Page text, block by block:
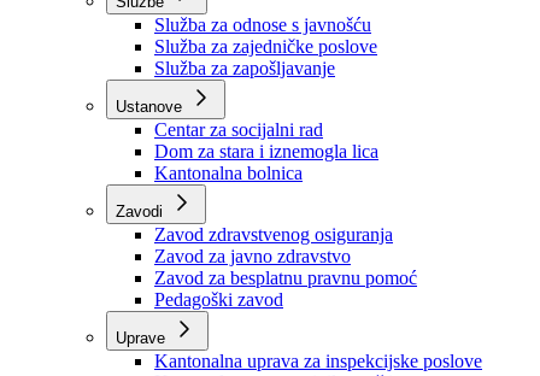
Organizacije
Službe
Služba za odnose s javnošću
Služba za zajedničke poslove
Služba za zapošljavanje
Ustanove
Centar za socijalni rad
Dom za stara i iznemogla lica
Kantonalna bolnica
Zavodi
Zavod zdravstvenog osiguranja
Zavod za javno zdravstvo
Zavod za besplatnu pravnu pomoć
Pedagoški zavod